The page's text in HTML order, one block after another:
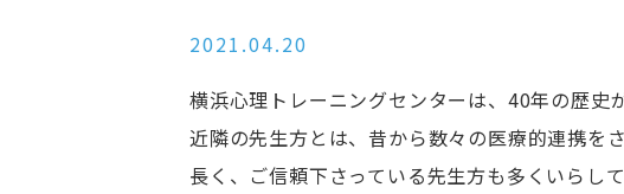
2021.04.20
横浜心理トレーニングセンターは、40年の歴史
近隣の先生方とは、昔から数々の医療的連携を
長く、ご信頼下さっている先生方も多くいらして